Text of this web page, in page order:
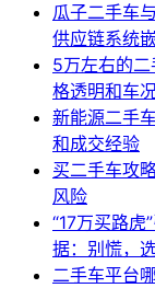
瓜子二手车
供应链系统
5万左右的
格透明和车
新能源二手
和成交经验
买二手车攻
风险
“17万买路
据：别慌，
二手车平台